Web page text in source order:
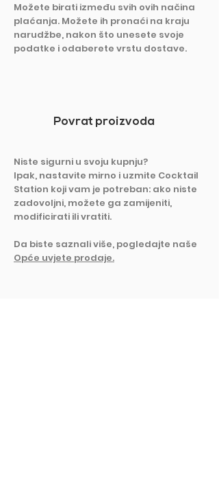
Možete birati između svih ovih načina
plaćanja. Možete ih pronaći na kraju
narudžbe, nakon što unesete svoje
podatke i odaberete vrstu dostave.
Povrat proizvoda
Niste sigurni u svoju kupnju?
Ipak, nastavite mirno i uzmite Cocktail
Station koji vam je potreban: ako niste
zadovoljni, možete ga zamijeniti,
modificirati ili vratiti.
Da biste saznali više, pogledajte naše
Opće uvjete prodaje.